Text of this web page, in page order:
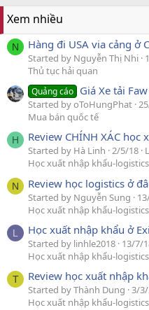
Xem nhiều
N Hàng đi USA via cảng ở
Started by Nguyễn Thị Nhi
Thủ tục hải quan
Quảng cáo Giá Xe tải
Started by oToHungPhat
Mua bán quốc tế
H Review CHÍNH XÁC học
Started by Hà Linh 2/5/18
Học xuất nhập khẩu-logistics
N Review học logistics ở
Started by Nguyễn Sung
Học xuất nhập khẩu-logistics
L Học xuất nhập khẩu ở
Started by linhle2018 13/7/
Học xuất nhập khẩu-logistics
T Review học xuất nhập
Started by Thành Dung 3/
Học xuất nhập khẩu-logistics